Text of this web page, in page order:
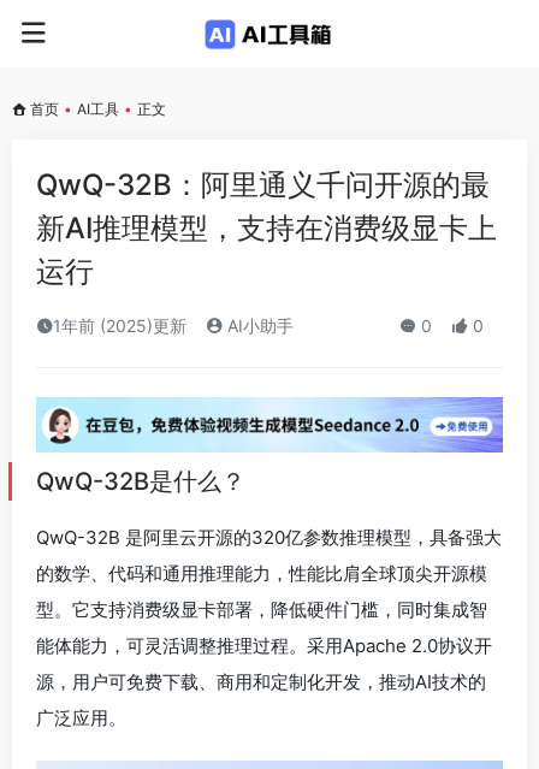
首页 • AI工具 • 正文
QwQ-32B：阿里通义千问开源的最
新AI推理模型，支持在消费级显卡上
运行
1年前 (2025)更新 AI小助手 0 0
QwQ-32B是什么？
QwQ-32B 是阿里云开源的320亿参数推理模型，具备强大
的数学、代码和通用推理能力，性能比肩全球顶尖开源模
型。它支持消费级显卡部署，降低硬件门槛，同时集成智
能体能力，可灵活调整推理过程。采用Apache 2.0协议开
源，用户可免费下载、商用和定制化开发，推动AI技术的
广泛应用。